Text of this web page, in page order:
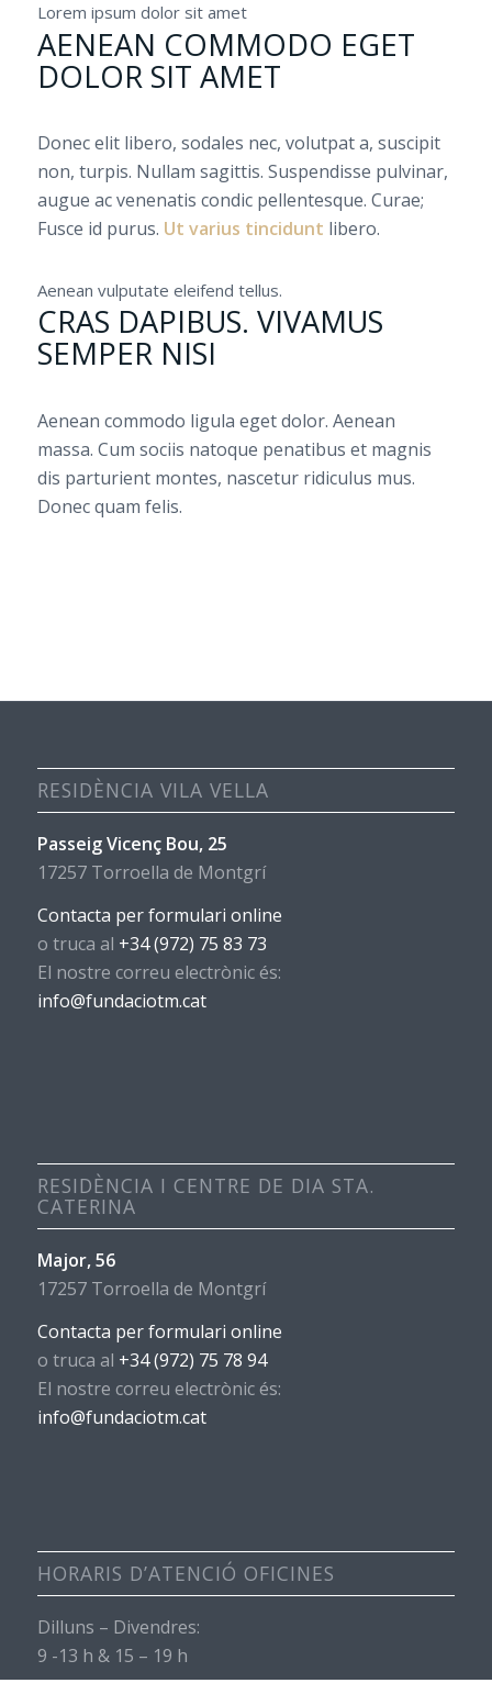
Lorem ipsum dolor sit amet
AENEAN COMMODO EGET
DOLOR SIT AMET
Donec elit libero, sodales nec, volutpat a, suscipit
non, turpis. Nullam sagittis. Suspendisse pulvinar,
augue ac venenatis condic pellentesque. Curae;
Fusce id purus. Ut varius tincidunt libero.
Aenean vulputate eleifend tellus.
CRAS DAPIBUS. VIVAMUS
SEMPER NISI
Aenean commodo ligula eget dolor. Aenean
massa. Cum sociis natoque penatibus et magnis
dis parturient montes, nascetur ridiculus mus.
Donec quam felis.
RESIDÈNCIA VILA VELLA
Passeig Vicenç Bou, 25
17257 Torroella de Montgrí
Contacta per formulari online
o truca al +34 (972) 75 83 73
El nostre correu electrònic és:
info@fundaciotm.cat
RESIDÈNCIA I CENTRE DE DIA STA.
CATERINA
Major, 56
17257 Torroella de Montgrí
Contacta per formulari online
o truca al +34 (972) 75 78 94
El nostre correu electrònic és:
info@fundaciotm.cat
HORARIS D’ATENCIÓ OFICINES
Dilluns – Divendres:
9 -13 h & 15 – 19 h